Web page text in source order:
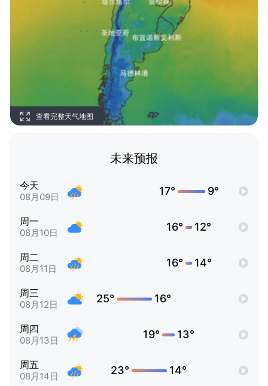
查看完整天气地图
未来预报
今天
08月09日 17° 9°
周一
08月10日 16° 12°
周二
08月11日 16° 14°
周三
08月12日 25° 16°
周四
08月13日 19° 13°
周五
08月14日 23° 14°